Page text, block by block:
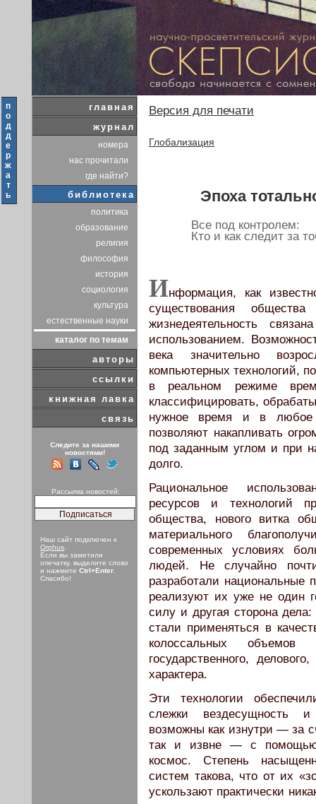
п
о
д
д
е
р
ж
а
т
ь
главная
журнал
номера
нас прочитали
где найти?
библиотека
политика
образование
религия
философия
история
социология
культура
естественные науки
каталог по темам
авторы
ссылки
книжная лавка
связь
Следите за нашими
новостями!
Рассылка новостей:
Наш сайт подключен к
Orphus
Если вы заметили
опечатку, выделите слово
и нажмите Ctrl+Enter
Спасибо!
Версия для печати
Глобализация
Эпоха
Все под контролем:
Кто и как следит за
Информация, как
существования
жизнедеятельность
использованием.
века значительно
компьютерных технологий,
в реальном режиме
классифицировать,
нужное время и в
позволяют накапливать
под заданным углом и при
долго.
Рациональное
ресурсов и технологий
общества, нового витка
материального
современных условиях
людей. Не случайно
разработали национальные
реализуют их уже не один
силу и другая сторона
стали применяться в
колоссальных
государственного,
характера.
Эти технологии
слежки вездесущность
возможны как изнутри — за
так и извне — с помощью
космос. Степень
систем такова, что от их
ускользают практически